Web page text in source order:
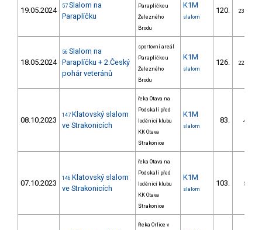
19.05.2024 57 Slalom na
Paraplíčku
Paraplíčko u
Železného
Brodu
K1M
slalom
120. 23/ZM
18.05.2024
56 Slalom na
Paraplíčku + 2.Český
pohár veteránů
sportovní areál
Paraplíčko u
Železného
Brodu
K1M
slalom
126. 22/ZM
08.10.2023
147 Klatovský slalom
ve Strakonicích
řeka Otava na
Podskalí před
loděnicí klubu
KK Otava
Strakonice
K1M
slalom
83. 4/PZ
07.10.2023
146 Klatovský slalom
ve Strakonicích
řeka Otava na
Podskalí před
loděnicí klubu
KK Otava
Strakonice
K1M
slalom
103. 5/PZ
Řeka Orlice v